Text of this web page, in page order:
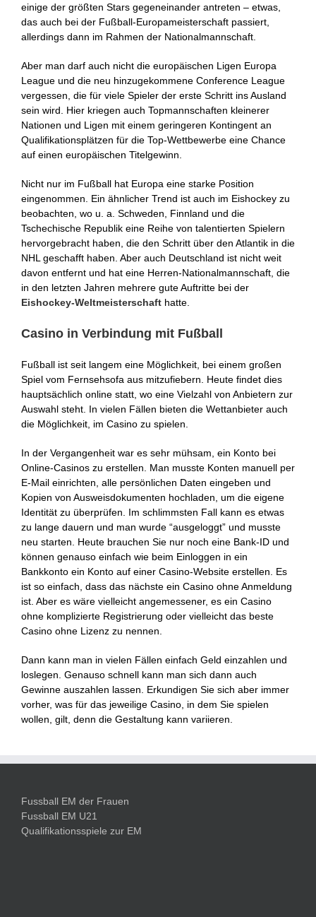
einige der größten Stars gegeneinander antreten – etwas,
das auch bei der Fußball-Europameisterschaft passiert,
allerdings dann im Rahmen der Nationalmannschaft.
Aber man darf auch nicht die europäischen Ligen Europa
League und die neu hinzugekommene Conference League
vergessen, die für viele Spieler der erste Schritt ins Ausland
sein wird. Hier kriegen auch Topmannschaften kleinerer
Nationen und Ligen mit einem geringeren Kontingent an
Qualifikationsplätzen für die Top-Wettbewerbe eine Chance
auf einen europäischen Titelgewinn.
Nicht nur im Fußball hat Europa eine starke Position
eingenommen. Ein ähnlicher Trend ist auch im Eishockey zu
beobachten, wo u. a. Schweden, Finnland und die
Tschechische Republik eine Reihe von talentierten Spielern
hervorgebracht haben, die den Schritt über den Atlantik in die
NHL geschafft haben. Aber auch Deutschland ist nicht weit
davon entfernt und hat eine Herren-Nationalmannschaft, die
in den letzten Jahren mehrere gute Auftritte bei der
Eishockey-Weltmeisterschaft hatte.
Casino in Verbindung mit Fußball
Fußball ist seit langem eine Möglichkeit, bei einem großen
Spiel vom Fernsehsofa aus mitzufiebern. Heute findet dies
hauptsächlich online statt, wo eine Vielzahl von Anbietern zur
Auswahl steht. In vielen Fällen bieten die Wettanbieter auch
die Möglichkeit, im Casino zu spielen.
In der Vergangenheit war es sehr mühsam, ein Konto bei
Online-Casinos zu erstellen. Man musste Konten manuell per
E-Mail einrichten, alle persönlichen Daten eingeben und
Kopien von Ausweisdokumenten hochladen, um die eigene
Identität zu überprüfen. Im schlimmsten Fall kann es etwas
zu lange dauern und man wurde “ausgeloggt” und musste
neu starten. Heute brauchen Sie nur noch eine Bank-ID und
können genauso einfach wie beim Einloggen in ein
Bankkonto ein Konto auf einer Casino-Website erstellen. Es
ist so einfach, dass das nächste ein Casino ohne Anmeldung
ist. Aber es wäre vielleicht angemessener, es ein Casino
ohne komplizierte Registrierung oder vielleicht das beste
Casino ohne Lizenz zu nennen.
Dann kann man in vielen Fällen einfach Geld einzahlen und
loslegen. Genauso schnell kann man sich dann auch
Gewinne auszahlen lassen. Erkundigen Sie sich aber immer
vorher, was für das jeweilige Casino, in dem Sie spielen
wollen, gilt, denn die Gestaltung kann variieren.
Fussball EM der Frauen
Fussball EM U21
Qualifikationsspiele zur EM